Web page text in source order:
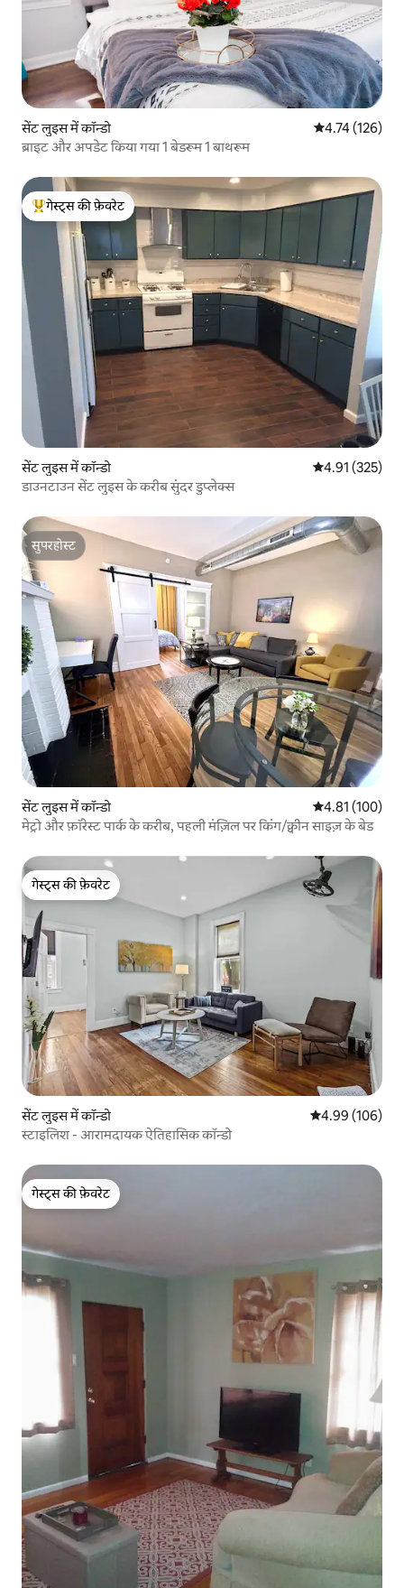
सेंट लुइस में कॉन्डो औसत रेटिंग 5 में से
4.74 (126)
ब्राइट और अपडेट किया गया 1 बेडरूम 1 बाथरूम
गेस्ट्स का टॉप फ़ेवरेट
गेस्ट्स की फ़ेवरेट
सेंट लुइस में कॉन्डो औसत रेटिंग 5 में से
4.91 (325)
डाउनटाउन सेंट लुइस के करीब सुंदर डुप्लेक्स
सुपरहोस्ट
सुपरहोस्ट
सेंट लुइस में कॉन्डो औसत रेटिंग 5 में से
4.81 (100)
मेट्रो और फ़ॉरेस्ट पार्क के करीब, पहली मंज़िल पर किंग/क्वीन साइज़ के बेड
गेस्ट्स की फ़ेवरेट
गेस्ट्स की फ़ेवरेट
सेंट लुइस में कॉन्डो औसत रेटिंग 5 में से
4.99 (106)
स्टाइलिश - आरामदायक ऐतिहासिक कॉन्डो
गेस्ट्स की फ़ेवरेट
गेस्ट्स की फ़ेवरेट